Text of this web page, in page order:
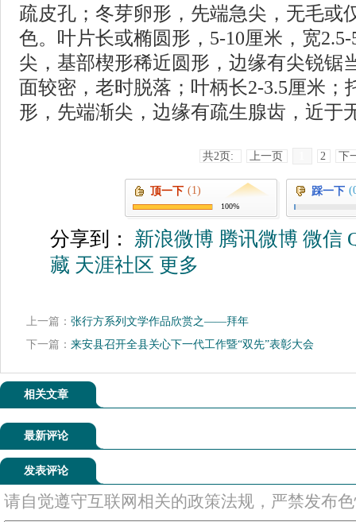
疏皮孔；冬芽卵形，先端急尖，无毛或
色。叶片长或椭圆形，5-10厘米，宽
尖，基部楔形稀近圆形，边缘有尖锐锯
面较密，老时脱落；叶柄长2-3.5厘米；
形，先端渐尖，边缘有疏生腺齿，近于
共2页: 上一页 2 下
顶一下 (1)
100%
踩一下
分享到： 新浪微博 腾讯微博 微信
藏 天涯社区 更多
上一篇： 张行方系列文学作品欣赏之——拜年
下一篇： 来安县召开全县关心下一代工作暨“双先”表彰大会
相关文章
最新评论
发表评论
请自觉遵守互联网相关的政策法规，严禁发布